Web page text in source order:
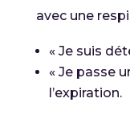
avec une
« Je suis
« Je passe
l’expiration.